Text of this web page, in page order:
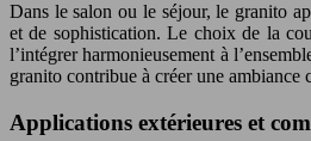
Dans le salon ou le séjour, le granito
et de sophistication. Le choix de la
l’intégrer harmonieusement à
granito contribue à créer une ambiance
Applications extérieures et